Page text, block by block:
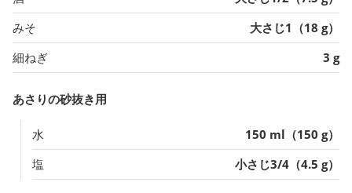
みそ
大さじ1（18 g）
細ねぎ
3 g
あさりの砂抜き用
水
150 ml（150 g）
塩
小さじ3/4（4.5 g）